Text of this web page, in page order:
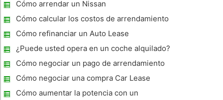
muerte
Cómo arrendar un Nissan
Cómo calcular los costos de arrendamiento
Cómo refinanciar un Auto Lease
¿Puede usted opera en un coche alquilado?
Cómo negociar un pago de arrendamiento
Auto
Cómo negociar una compra Car Lease
Cómo aumentar la potencia con un